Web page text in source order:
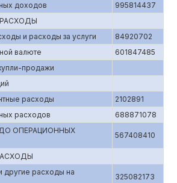
доходов
995814437
и расходы за услуги
84920702
валюте
601847485
продажи
расходы
2102891
расходов
688871078
ОПЕРАЦИОННЫХ
567408410
другие расходы на
325082173